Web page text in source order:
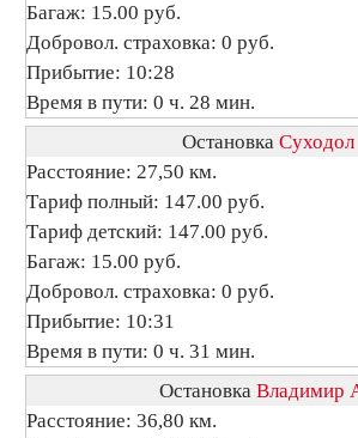
Багаж: 15.00 руб.
Добровол. страховка: 0 руб.
Прибытие: 10:28
Время в пути: 0 ч. 28 мин.
Остановка Суходол
Расстояние: 27,50 км.
Тариф полный: 147.00 руб.
Тариф детский: 147.00 руб.
Багаж: 15.00 руб.
Добровол. страховка: 0 руб.
Прибытие: 10:31
Время в пути: 0 ч. 31 мин.
Остановка Владимир
Расстояние: 36,80 км.